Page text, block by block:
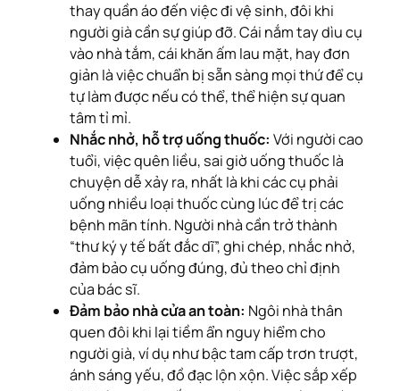
thay quần áo đến việc đi vệ sinh, đôi khi
người già cần sự giúp đỡ. Cái nắm tay dìu cụ
vào nhà tắm, cái khăn ấm lau mặt, hay đơn
giản là việc chuẩn bị sẵn sàng mọi thứ để cụ
tự làm được nếu có thể, thể hiện sự quan
tâm tỉ mỉ.
Nhắc nhở, hỗ trợ uống thuốc: Với người cao
tuổi, việc quên liều, sai giờ uống thuốc là
chuyện dễ xảy ra, nhất là khi các cụ phải
uống nhiều loại thuốc cùng lúc để trị các
bệnh mãn tính. Người nhà cần trở thành
“thư ký y tế bất đắc dĩ”, ghi chép, nhắc nhở,
đảm bảo cụ uống đúng, đủ theo chỉ định
của bác sĩ.
Đảm bảo nhà cửa an toàn: Ngôi nhà thân
quen đôi khi lại tiềm ẩn nguy hiểm cho
người già, ví dụ như bậc tam cấp trơn trượt,
ánh sáng yếu, đồ đạc lộn xộn. Việc sắp xếp